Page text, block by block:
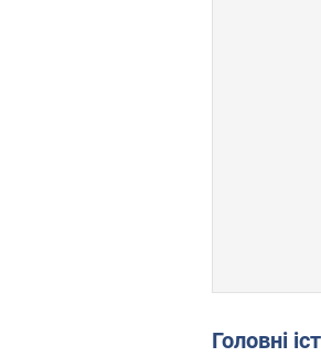
Головні